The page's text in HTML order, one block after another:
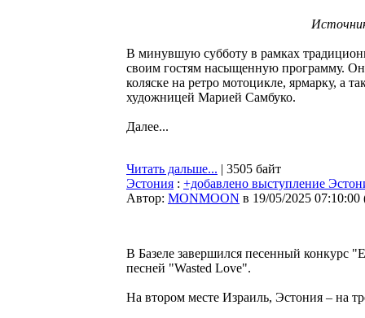
В минувшую субботу в рамках
своим гостям насыщенную программу.
коляске на ретро мотоцикле, ярмарку, а
художницей Марией Самбуко.
Далее...
Читать дальше... | 3505 байт
Эстония : +добавлено выступление
Автор: MONMOON в 19/05/2025 07:10:00
В Базеле завершился песенный конкурс
песней "Wasted Love".
На втором месте Израиль, Эстония – на